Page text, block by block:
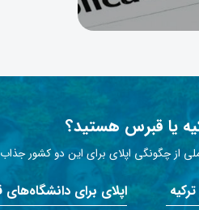
یا قبرس هستید؟
از چگونگی اپلای برای این دو کشور جذاب
اپلای برای